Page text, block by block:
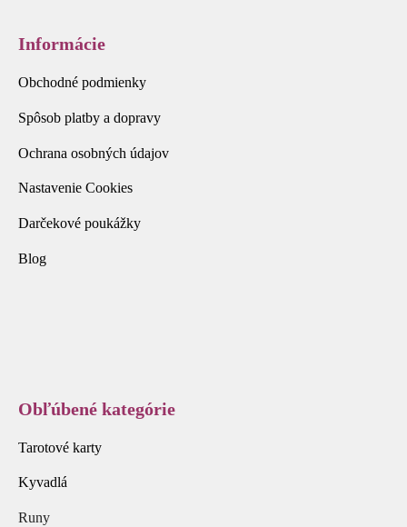
Informácie
Obchodné podmienky
Spôsob platby a dopravy
Ochrana osobných údajov
Nastavenie Cookies
Darčekové poukážky
Blog
Obľúbené kategórie
Tarotové karty
Kyvadlá
Runy